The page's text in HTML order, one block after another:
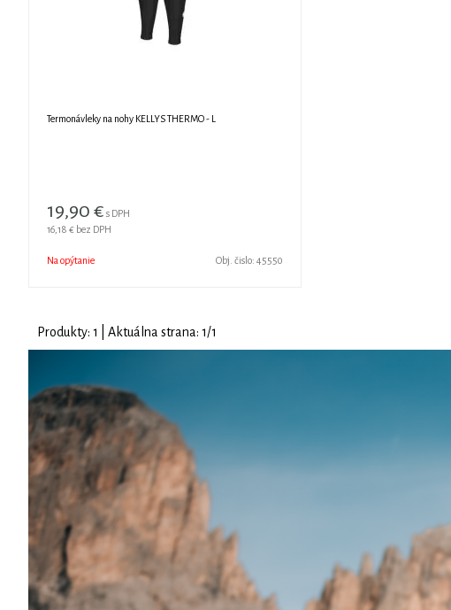
Termonávleky na nohy KELLYS THERMO - L
19,90 € s DPH
16,18 € bez DPH
Na opýtanie Obj. čislo: 45550
Produkty: 1 | Aktuálna strana: 1/1